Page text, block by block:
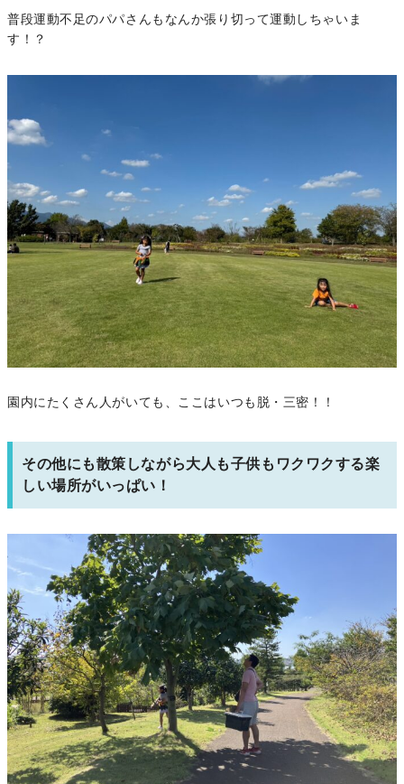
普段運動不足のパパさんもなんか張り切って運動しちゃいま
す！？
園内にたくさん人がいても、ここはいつも脱・三密！！
その他にも散策しながら大人も子供もワクワクする楽
しい場所がいっぱい！